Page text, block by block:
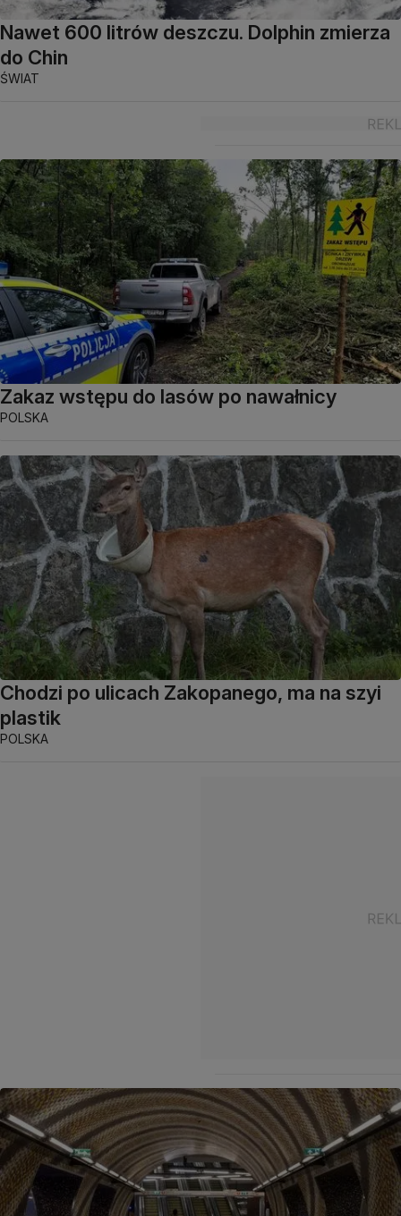
Nawet 600 litrów deszczu. Dolphin zmierza
do Chin
ŚWIAT
Zakaz wstępu do lasów po nawałnicy
POLSKA
Chodzi po ulicach Zakopanego, ma na szyi
plastik
POLSKA